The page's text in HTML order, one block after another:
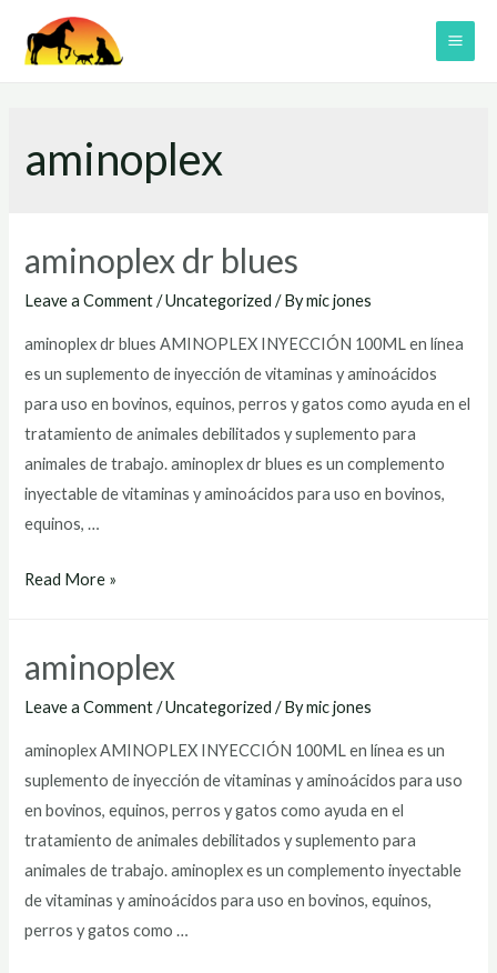
aminoplex
aminoplex dr blues
Leave a Comment /Uncategorized / Bymic jones
aminoplex dr blues AMINOPLEX INYECCIÓN 100ML en línea
es un suplemento de inyección de vitaminas y aminoácidos
para uso en bovinos, equinos, perros y gatos como ayuda en el
tratamiento de animales debilitados y suplemento para
animales de trabajo. aminoplex dr blues es un complemento
inyectable de vitaminas y aminoácidos para uso en bovinos,
equinos, …
aminoplex
Read More »
aminoplex
Leave a Comment /Uncategorized / Bymic jones
aminoplex AMINOPLEX INYECCIÓN 100ML en línea es un
suplemento de inyección de vitaminas y aminoácidos para uso
en bovinos, equinos, perros y gatos como ayuda en el
tratamiento de animales debilitados y suplemento para
animales de trabajo. aminoplex es un complemento inyectable
de vitaminas y aminoácidos para uso en bovinos, equinos,
perros y gatos como …